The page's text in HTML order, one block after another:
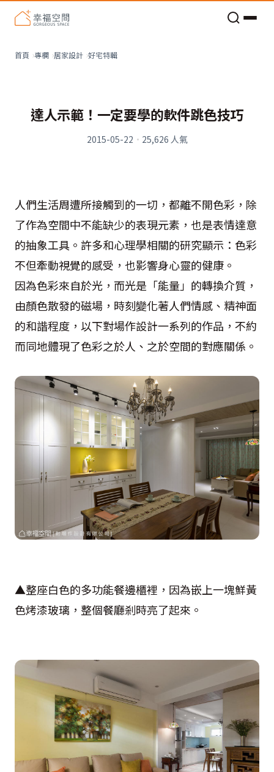
首頁 專欄 居家設計 好宅特輯
達人示範！一定要學的軟件跳色技巧
2015-05-22 · 25,626 人氣
人們生活周遭所接觸到的一切，都離不開色彩，除
了作為空間中不能缺少的表現元素，也是表情達意
的抽象工具。許多和心理學相關的研究顯示：色彩
不但牽動視覺的感受，也影響身心靈的健康。
因為色彩來自於光，而光是「能量」的轉換介質，
由顏色散發的磁場，時刻變化著人們情感、精神面
的和諧程度，以下對場作設計一系列的作品，不約
而同地體現了色彩之於人、之於空間的對應關係。
▲整座白色的多功能餐邊櫃裡，因為嵌上一塊鮮黃
色烤漆玻璃，整個餐廳剎時亮了起來。